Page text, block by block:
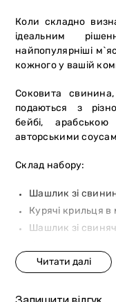
Коли складно
ідеальним
найпопулярніші
кожного у вашій
Соковита
подаються з
бейбі,
авторськими
Склад набору:
Шашлик зі
Курячі крильця
Шашлик зі
Картопля бейбі;
халапеньйо та